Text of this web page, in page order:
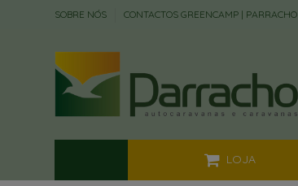
SOBRE NÓS CONTACTOS GREENCAMP | PARRACHO
LOJA